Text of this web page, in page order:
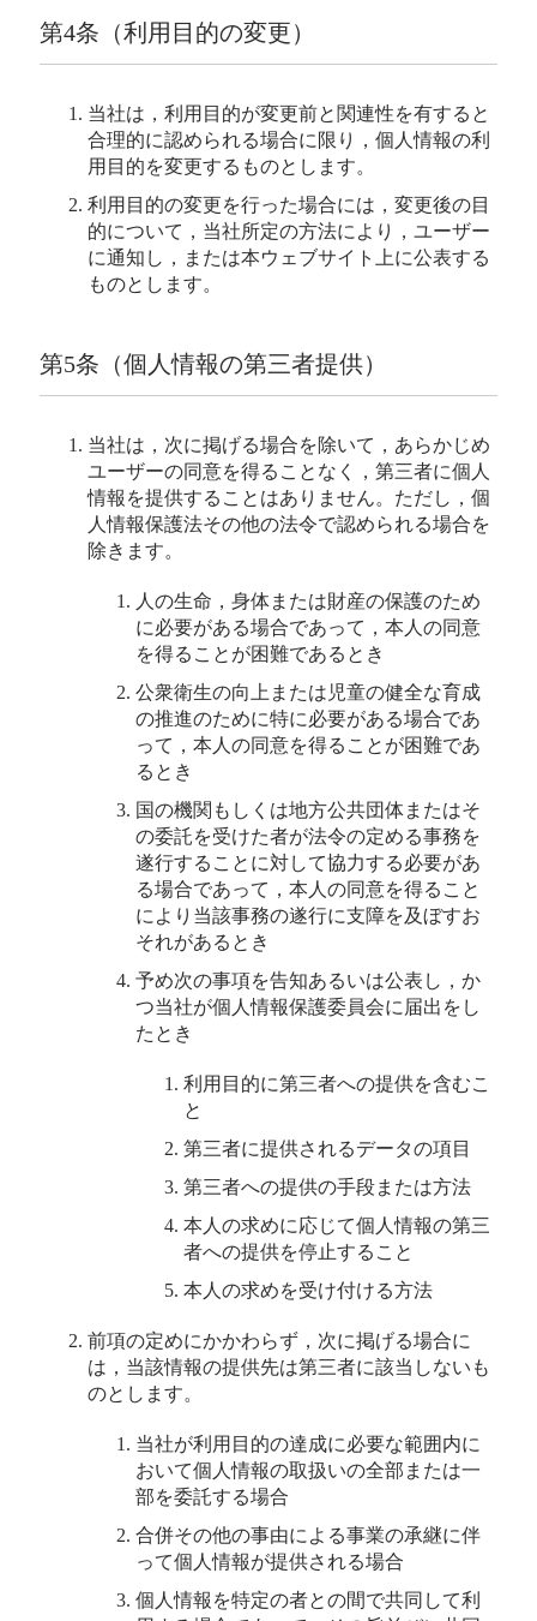
第4条（利用目的の変更）
当社は，利用目的が変更前と関連性を有すると
合理的に認められる場合に限り，個人情報の利
用目的を変更するものとします。
利用目的の変更を行った場合には，変更後の目
的について，当社所定の方法により，ユーザー
に通知し，または本ウェブサイト上に公表する
ものとします。
第5条（個人情報の第三者提供）
当社は，次に掲げる場合を除いて，あらかじめ
ユーザーの同意を得ることなく，第三者に個人
情報を提供することはありません。ただし，個
人情報保護法その他の法令で認められる場合を
除きます。
人の生命，身体または財産の保護のため
に必要がある場合であって，本人の同意
を得ることが困難であるとき
公衆衛生の向上または児童の健全な育成
の推進のために特に必要がある場合であ
って，本人の同意を得ることが困難であ
るとき
国の機関もしくは地方公共団体またはそ
の委託を受けた者が法令の定める事務を
遂行することに対して協力する必要があ
る場合であって，本人の同意を得ること
により当該事務の遂行に支障を及ぼすお
それがあるとき
予め次の事項を告知あるいは公表し，か
つ当社が個人情報保護委員会に届出をし
たとき
利用目的に第三者への提供を含むこ
と
第三者に提供されるデータの項目
第三者への提供の手段または方法
本人の求めに応じて個人情報の第三
者への提供を停止すること
本人の求めを受け付ける方法
前項の定めにかかわらず，次に掲げる場合に
は，当該情報の提供先は第三者に該当しないも
のとします。
当社が利用目的の達成に必要な範囲内に
おいて個人情報の取扱いの全部または一
部を委託する場合
合併その他の事由による事業の承継に伴
って個人情報が提供される場合
個人情報を特定の者との間で共同して利